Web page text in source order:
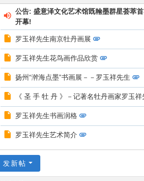
公告: 盛意泽文化艺术馆既翰墨群星荟萃
开幕!
罗玉祥先生南京牡丹画展
罗玉祥先生花鸟画作品欣赏
扬州“澣海点墨”书画展－－罗玉祥先生
《 圣 手 牡 丹 》－记著名牡丹画家罗玉祥
罗玉祥先生书画润格
罗玉祥先生艺术简介
发新帖